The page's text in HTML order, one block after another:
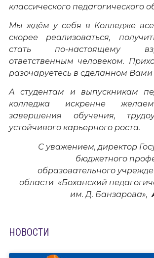
классического педагогического
Мы ждём у себя в Колледже
скорее реализоваться,
стать по-настоящему
ответственным человеком.
разочаруетесь в сделанном
А студентам и выпускникам
колледжа искренне
завершения обучения,
устойчивого карьерного роста.
С уважением, директор
бюджетного
образовательного
области «Боханский
им. Д. Банзарова»,
НОВОСТИ